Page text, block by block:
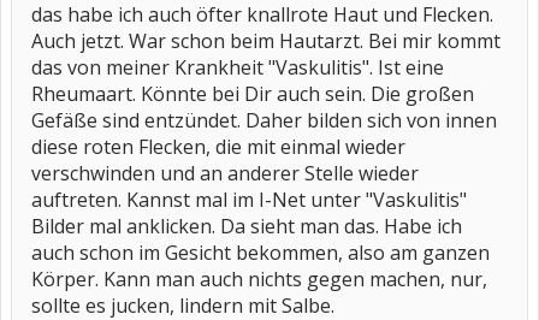
das habe ich auch öfter knallrote Haut und Flecken.
Auch jetzt. War schon beim Hautarzt. Bei mir kommt
das von meiner Krankheit "Vaskulitis". Ist eine
Rheumaart. Könnte bei Dir auch sein. Die großen
Gefäße sind entzündet. Daher bilden sich von innen
diese roten Flecken, die mit einmal wieder
verschwinden und an anderer Stelle wieder
auftreten. Kannst mal im I-Net unter "Vaskulitis"
Bilder mal anklicken. Da sieht man das. Habe ich
auch schon im Gesicht bekommen, also am ganzen
Körper. Kann man auch nichts gegen machen, nur,
sollte es jucken, lindern mit Salbe.